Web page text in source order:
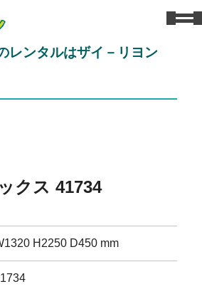
レンタルはザイ－リヨン
クス 41734
H2250 D450 mm